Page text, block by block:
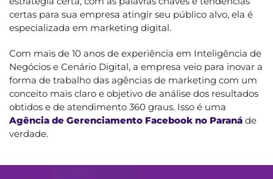
certas para sua empresa atingir seu público alvo, ela é
especializada em marketing digital.
Com mais de 10 anos de experiência em Inteligência de
Negócios e Cenário Digital, a empresa veio para inovar a
forma de trabalho das agências de marketing com um
conceito mais claro e objetivo de análise dos resultados
obtidos e de atendimento 360 graus. Isso é uma
Agência de Gerenciamento Facebook no Paraná de
verdade.